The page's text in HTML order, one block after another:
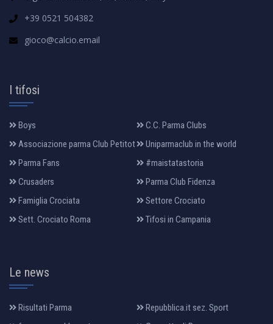
+39 0521 504382
gioco@calcio.email
I tifosi
Boys
C.C. Parma Clubs
Associazione parma Club Petitot
Uniparmaclub in the world
Parma Fans
#maistatastoria
Crusaders
Parma Club Fidenza
Famiglia Crociata
Settore Crociato
Sett. Crociato Roma
Tifosi in Campania
Le news
Risultati Parma
Repubblica.it sez. Sport